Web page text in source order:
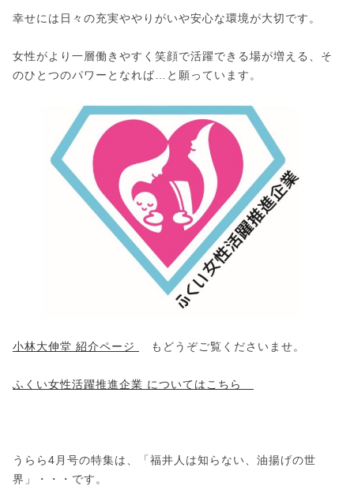
幸せには日々の充実ややりがいや安心な環境が大切です。
女性がより一層働きやすく笑顔で活躍できる場が増える、そ
のひとつのパワーとなれば…と願っています。
小林大伸堂 紹介ページ もどうぞご覧くださいませ。
ふくい女性活躍推進企業 についてはこちら
うらら4月号の特集は、「福井人は知らない、油揚げの世
界」・・・です。